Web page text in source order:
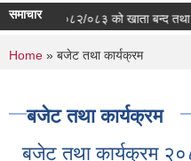
समाचारआ.व. ०८२/०८३ को खाता बन्द तथा
You are here
Home » बजेट तथा कार्यक्रम
बजेट तथा कार्यक्रम
बजेट तथा कार्यक्रम